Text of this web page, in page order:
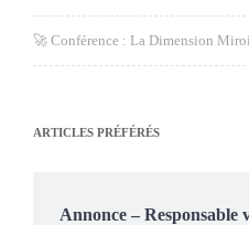
🚀 Conférence : La Dimension
ARTICLES PRÉFÉRÉS
Annonce – Responsable